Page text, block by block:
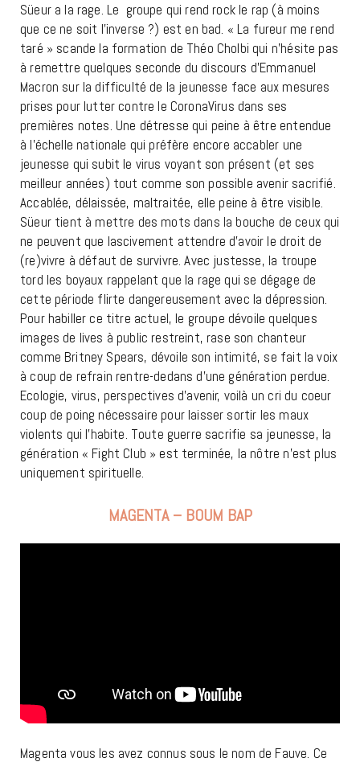
Süeur a la rage. Le groupe qui rend rock le rap (à moins
que ce ne soit l’inverse ?) est en bad. « La fureur me rend
taré » scande la formation de Théo Cholbi qui n’hésite pas
à remettre quelques seconde du discours d’Emmanuel
Macron sur la difficulté de la jeunesse face aux mesures
prises pour lutter contre le CoronaVirus dans ses
premières notes. Une détresse qui peine à être entendue
à l’échelle nationale qui préfère encore accabler une
jeunesse qui subit le virus voyant son présent (et ses
meilleur années) tout comme son possible avenir sacrifié.
Accablée, délaissée, maltraitée, elle peine à être visible.
Süeur tient à mettre des mots dans la bouche de ceux qui
ne peuvent que lascivement attendre d’avoir le droit de
(re)vivre à défaut de survivre. Avec justesse, la troupe
tord les boyaux rappelant que la rage qui se dégage de
cette période flirte dangereusement avec la dépression.
Pour habiller ce titre actuel, le groupe dévoile quelques
images de lives à public restreint, rase son chanteur
comme Britney Spears, dévoile son intimité, se fait la voix
à coup de refrain rentre-dedans d’une génération perdue.
Ecologie, virus, perspectives d’avenir, voilà un cri du coeur
coup de poing nécessaire pour laisser sortir les maux
violents qui l’habite. Toute guerre sacrifie sa jeunesse, la
génération « Fight Club » est terminée, la nôtre n’est plus
uniquement spirituelle.
MAGENTA – BOUM BAP
Magenta vous les avez connus sous le nom de Fauve. Ce